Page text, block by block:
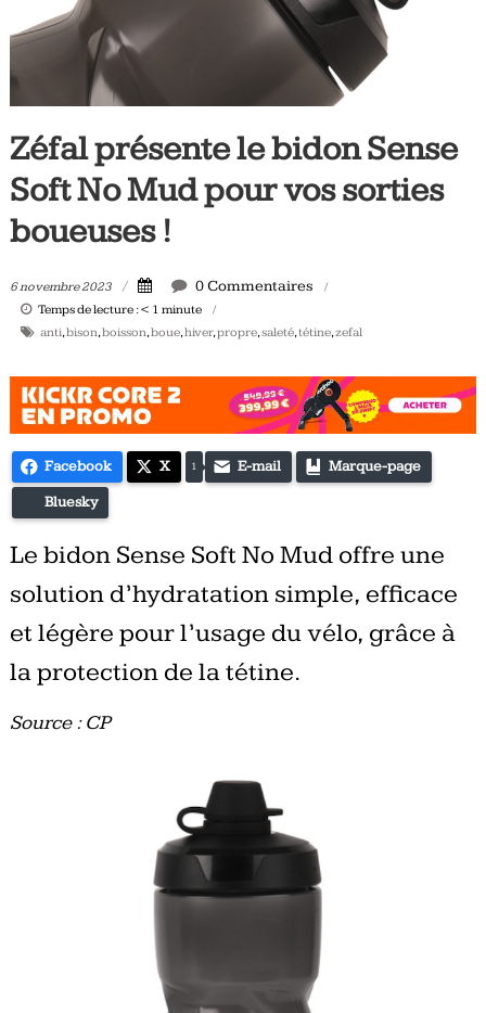
Tous
les
jours,
vélo
et
triathlon
Zéfal présente le bidon Sense
Soft No Mud pour vos sorties
boueuses !
6 novembre 2023 0 Commentaires
Temps de lecture : < 1 minute
anti,bison,boisson,boue,hiver,propre,saleté,tétine,zefal
Facebook X 1 E-mail Marque-page
Bluesky
Le bidon Sense Soft No Mud offre une
solution d’hydratation simple, efficace
et légère pour l’usage du vélo, grâce à
la protection de la tétine.
Source : CP